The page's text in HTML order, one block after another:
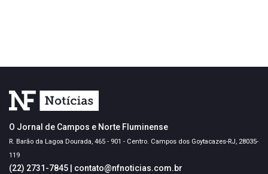
O Jornal de Campos e Norte Fluminense
R. Barão da Lagoa Dourada, 465 - 901 - Centro. Campos dos Goytacazes-RJ, 28035-
119
(22) 2731-7845 contato@nfnoticias.com.br